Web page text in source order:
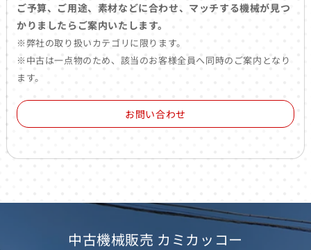
ご予算、ご用途、素材などに合わせ、マッチする機械が見つ
かりましたらご案内いたします。
※弊社の取り扱いカテゴリに限ります。
※中古は一点物のため、該当のお客様全員へ同時のご案内となり
ます。
お問い合わせ
中古機械販売 カミカッコー